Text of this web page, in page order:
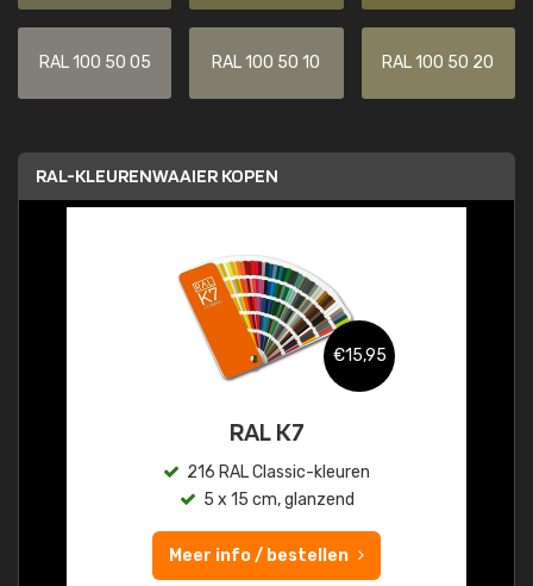
RAL 100 50 05 RAL 100 50 10 RAL 100 50 20
RAL-KLEURENWAAIER KOPEN
€15,95
RAL K7
216 RAL Classic-kleuren
5 x 15 cm, glanzend
Meer info / bestellen